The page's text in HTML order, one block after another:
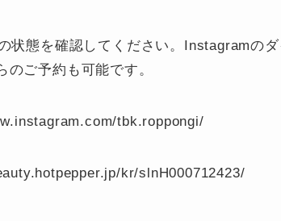
状態を確認してください。Instagramの
ご予約も可能です。
tbk.roppongi/
kr/slnH000712423/